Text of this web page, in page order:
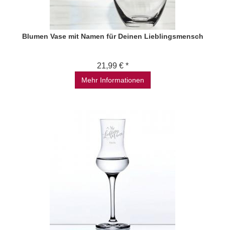
Blumen Vase mit Namen für Deinen Lieblingsmensch
21,99 € *
Mehr Informationen